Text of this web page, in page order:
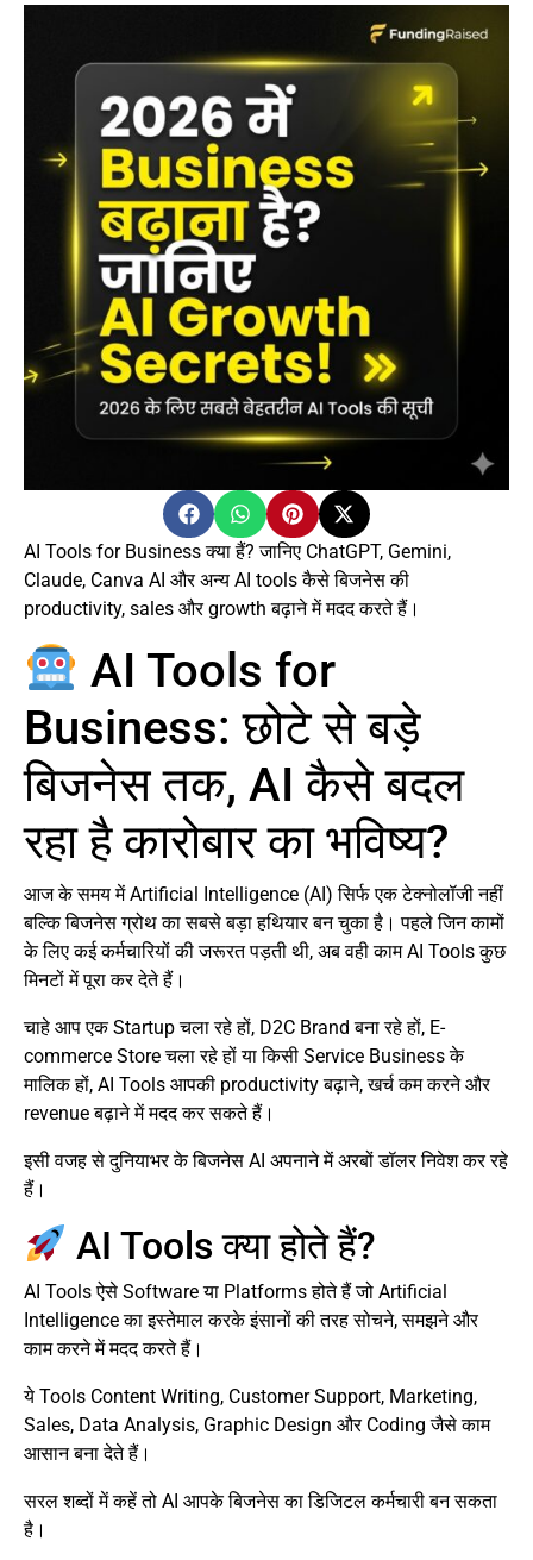
AI Tools for Business क्या हैं? जानिए ChatGPT, Gemini,
Claude, Canva AI और अन्य AI tools कैसे बिजनेस की
productivity, sales और growth बढ़ाने में मदद करते हैं।
AI Tools for
Business: छोटे से बड़े
बिजनेस तक, AI कैसे बदल
रहा है कारोबार का भविष्य?
आज के समय में Artificial Intelligence (AI) सिर्फ एक टेक्नोलॉजी नहीं
बल्कि बिजनेस ग्रोथ का सबसे बड़ा हथियार बन चुका है। पहले जिन कामों
के लिए कई कर्मचारियों की जरूरत पड़ती थी, अब वही काम AI Tools कुछ
मिनटों में पूरा कर देते हैं।
चाहे आप एक Startup चला रहे हों, D2C Brand बना रहे हों, E-
commerce Store चला रहे हों या किसी Service Business के
मालिक हों, AI Tools आपकी productivity बढ़ाने, खर्च कम करने और
revenue बढ़ाने में मदद कर सकते हैं।
इसी वजह से दुनियाभर के बिजनेस AI अपनाने में अरबों डॉलर निवेश कर रहे
हैं।
AI Tools क्या होते हैं?
AI Tools ऐसे Software या Platforms होते हैं जो Artificial
Intelligence का इस्तेमाल करके इंसानों की तरह सोचने, समझने और
काम करने में मदद करते हैं।
ये Tools Content Writing, Customer Support, Marketing,
Sales, Data Analysis, Graphic Design और Coding जैसे काम
आसान बना देते हैं।
सरल शब्दों में कहें तो AI आपके बिजनेस का डिजिटल कर्मचारी बन सकता
है।